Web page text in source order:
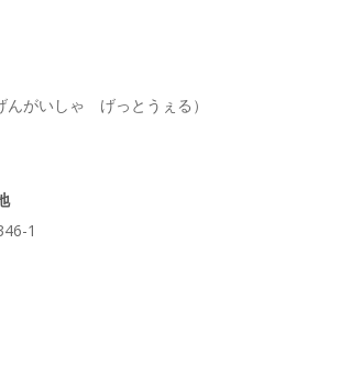
がいしゃ げっとうぇる）
1